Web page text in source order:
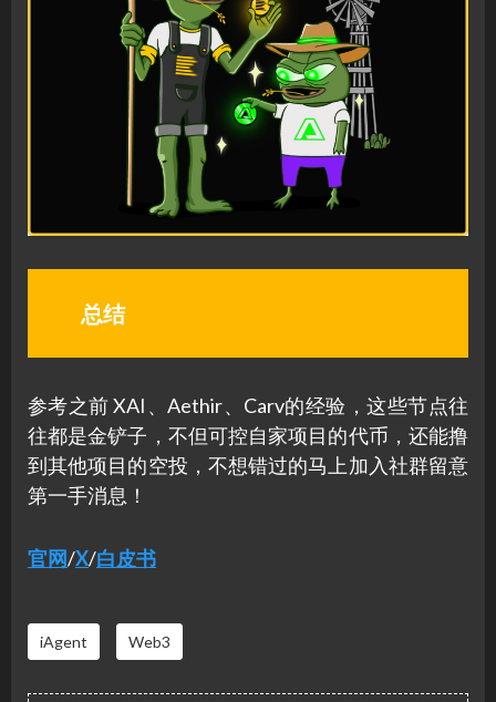
总结
参考之前 XAI、Aethir、Carv的经验，这些节点往
往都是金铲子，不但可控自家项目的代币，还能撸
到其他项目的空投，不想错过的马上加入社群留意
第一手消息！
官网/X/白皮书
iAgent Web3